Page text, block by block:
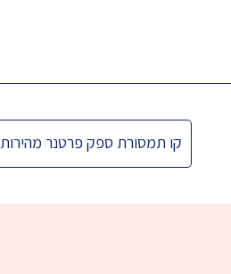
קו תמסורת ספק פרטנר מהירות